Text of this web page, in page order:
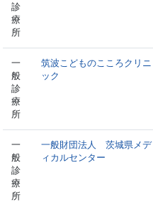
診
療
所
一
般
診
療
所
筑波こどものこころクリニ
ック
一
般
診
療
所
一般財団法人 茨城県メデ
ィカルセンター